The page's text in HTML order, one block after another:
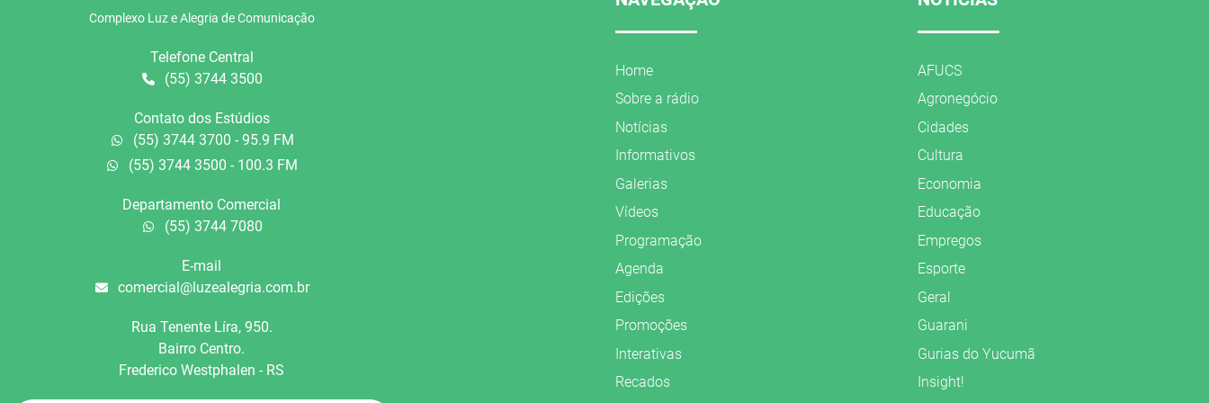
Complexo Luz e Alegria de Comunicação
Telefone Central
(55) 3744 3500
Contato dos Estúdios
(55) 3744 3700 - 95.9 FM
(55) 3744 3500 - 100.3 FM
Departamento Comercial
(55) 3744 7080
E-mail
comercial@luzealegria.com.br
Rua Tenente Líra, 950.
Bairro Centro.
Frederico Westphalen - RS
Home
Sobre a rádio
Notícias
Informativos
Galerias
Vídeos
Programação
Agenda
Edições
Promoções
Interativas
Recados
AFUCS
Agronegócio
Cidades
Cultura
Economia
Educação
Empregos
Esporte
Geral
Guarani
Gurias do Yucumã
Insight!